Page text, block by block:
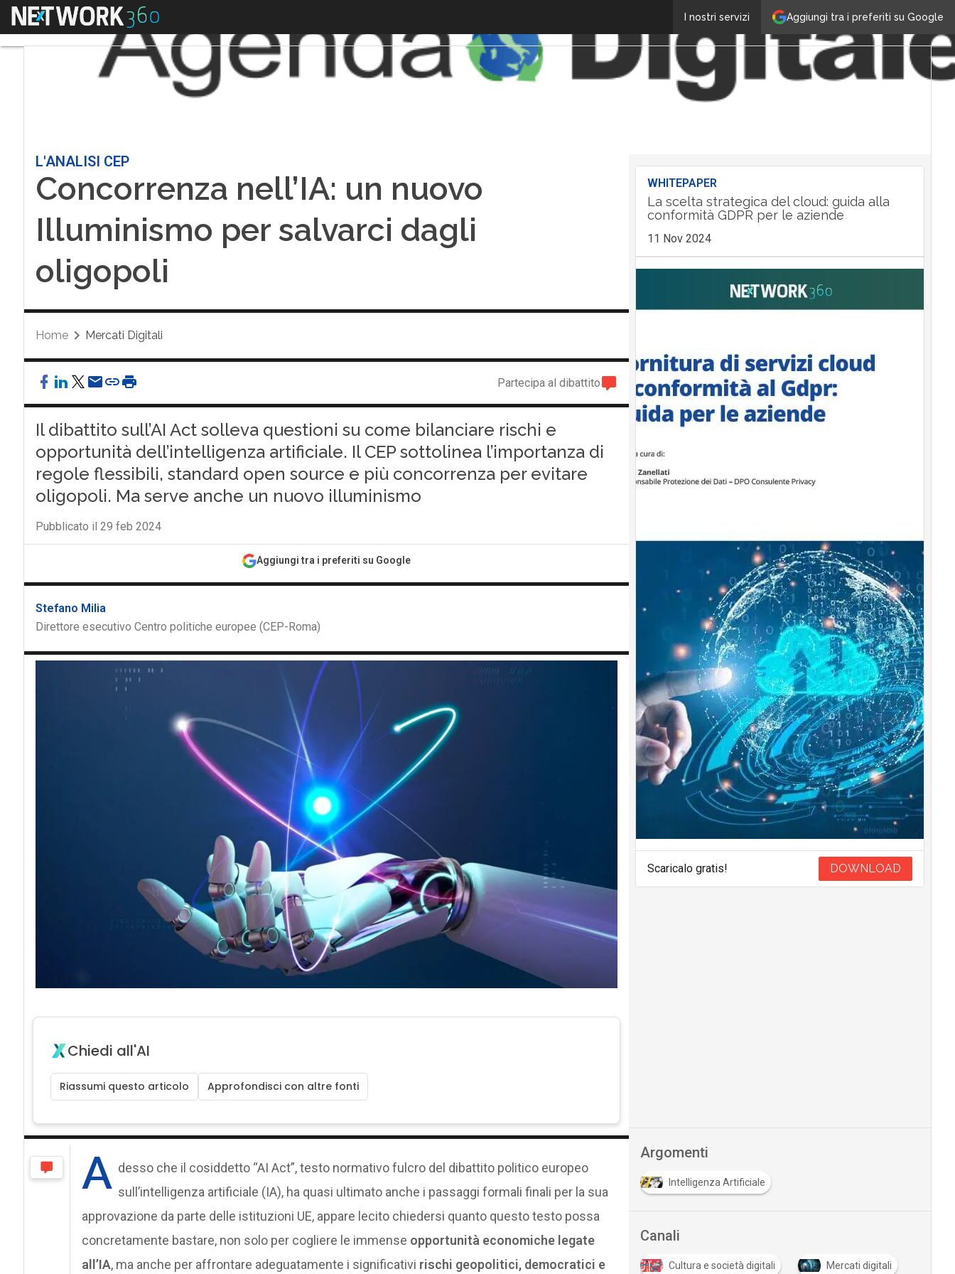
Aggiungi tra i preferiti su Google
I nostri servizi
Menu
L'ANALISI CEP
Concorrenza nell’IA: un nuovo
Illuminismo per salvarci dagli
oligopoli
Home Mercati Digitali
Partecipa al dibattito
Il dibattito sull’AI Act solleva questioni su come bilanciare rischi e
opportunità dell’intelligenza artificiale. Il CEP sottolinea l’importanza di
regole flessibili, standard open source e più concorrenza per evitare
oligopoli. Ma serve anche un nuovo illuminismo
Pubblicato il 29 feb 2024
Aggiungi tra i preferiti su Google
Stefano Milia
Direttore esecutivo Centro politiche europee (CEP-Roma)
Chiedi all'AI
Riassumi questo articolo Approfondisci con altre fonti
A desso che il cosiddetto “AI Act”, testo normativo fulcro del dibattito politico europeo
sull’intelligenza artificiale (IA), ha quasi ultimato anche i passaggi formali finali per la sua
approvazione da parte delle istituzioni UE, appare lecito chiedersi quanto questo testo possa
concretamente bastare, non solo per cogliere le immense opportunità economiche legate
all’IA, ma anche per affrontare adeguatamente i significativi rischi geopolitici, democratici e
WHITEPAPER
La scelta strategica del cloud: guida alla
conformità GDPR per le aziende
11 Nov 2024
Scaricalo gratis! DOWNLOAD
Argomenti
Intelligenza Artificiale
Canali
Cultura e società digitali Mercati digitali